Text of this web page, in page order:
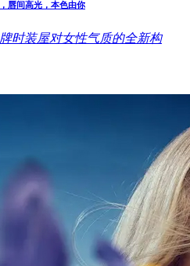
唇间高光，本色由你
时装屋对女性气质的全新构